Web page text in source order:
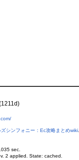
ズシンフォニー：Ec攻略まとめwiki.
sec.
2 applied. State: cached.